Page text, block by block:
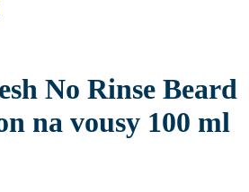
No Rinse Beard
na vousy 100 ml